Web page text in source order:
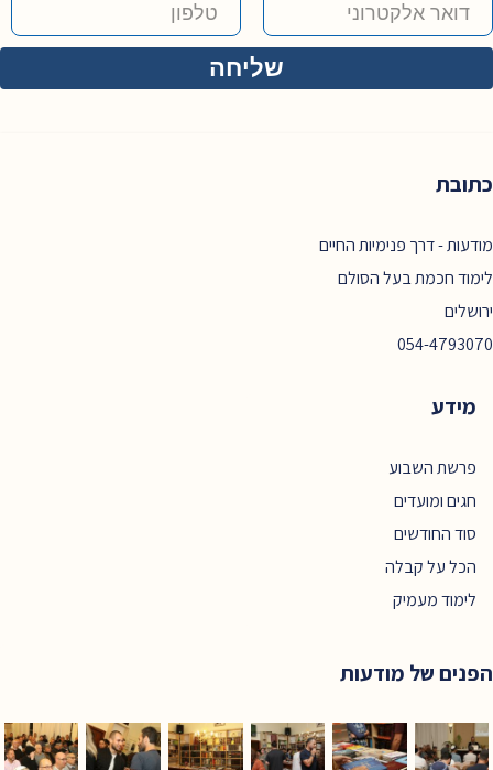
כתובת
מודעות - דרך פנימיות החיים
לימוד חכמת בעל הסולם
ירושלים
054-4793070
מידע
פרשת השבוע
חגים ומועדים
סוד החודשים
הכל על קבלה
לימוד מעמיק
הפנים של מודעות